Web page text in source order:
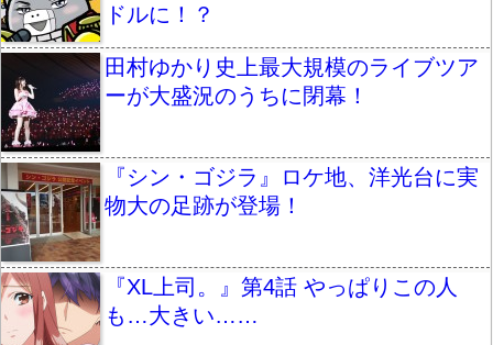
ドルに！？
田村ゆかり史上最大規模のライブツア
ーが大盛況のうちに閉幕！
『シン・ゴジラ』ロケ地、洋光台に実
物大の足跡が登場！
『XL上司。』第4話 やっぱりこの人
も…大きい……